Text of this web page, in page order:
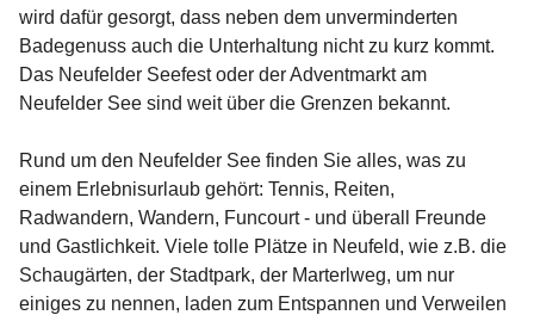
wird dafür gesorgt, dass neben dem unverminderten
Badegenuss auch die Unterhaltung nicht zu kurz kommt.
Das Neufelder Seefest oder der Adventmarkt am
Neufelder See sind weit über die Grenzen bekannt.
Rund um den Neufelder See finden Sie alles, was zu
einem Erlebnisurlaub gehört: Tennis, Reiten,
Radwandern, Wandern, Funcourt - und überall Freunde
und Gastlichkeit. Viele tolle Plätze in Neufeld, wie z.B. die
Schaugärten, der Stadtpark, der Marterlweg, um nur
einiges zu nennen, laden zum Entspannen und Verweilen